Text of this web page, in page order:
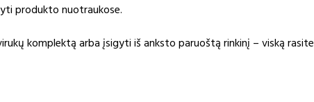
produkto nuotraukose.
komplektą arba įsigyti iš anksto paruoštą rinkinį – viską rasite